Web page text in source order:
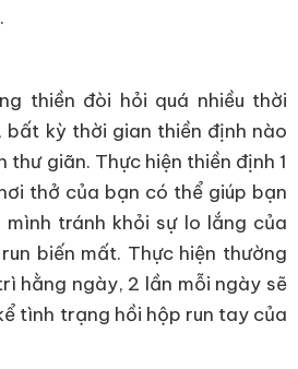
thiền đòi hỏi quá nhiều thời
bất kỳ thời gian thiền định nào
thư giãn. Thực hiện thiền định 1
thở của bạn có thể giúp bạn
tránh khỏi sự lo lắng của
biến mất. Thực hiện thường
hằng ngày, 2 lần mỗi ngày sẽ
tình trạng hồi hộp run tay của